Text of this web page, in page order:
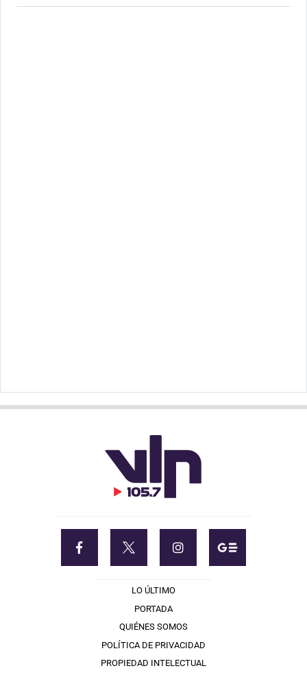
LO ÚLTIMO
PORTADA
QUIÉNES SOMOS
POLÍTICA DE PRIVACIDAD
PROPIEDAD INTELECTUAL